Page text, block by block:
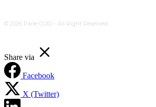
© 2026 Parle COID - All Right Reserved
Share via
Facebook
X (Twitter)